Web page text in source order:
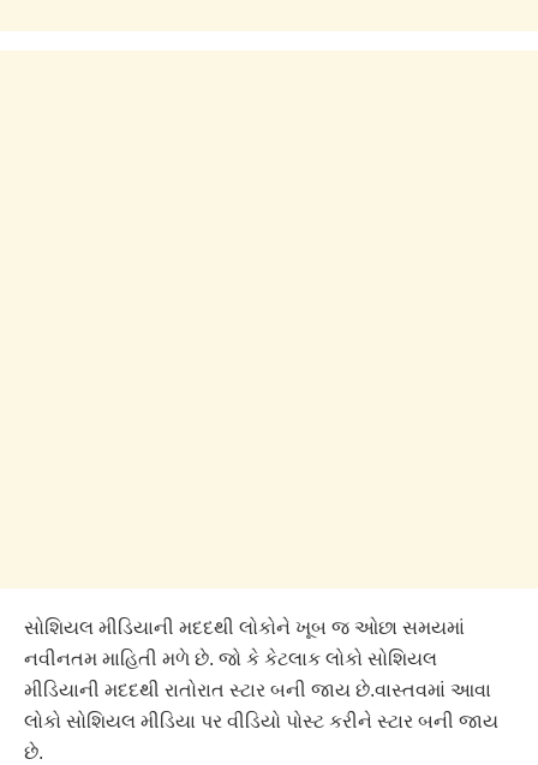
સોશિયલ મીડિયાની મદદથી લોકોને ખૂબ જ ઓછા સમયમાં
નવીનતમ માહિતી મળે છે. જો કે કેટલાક લોકો સોશિયલ
મીડિયાની મદદથી રાતોરાત સ્ટાર બની જાય છે.વાસ્તવમાં આવા
લોકો સોશિયલ મીડિયા પર વીડિયો પોસ્ટ કરીને સ્ટાર બની જાય
છે.